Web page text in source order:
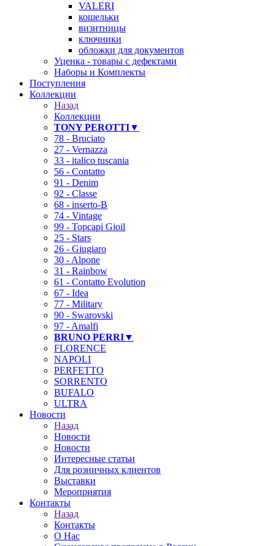
VALERI
кошельки
визитницы
ключники
обложки для документов
Уценка - товары с дефектами
Наборы и Комплекты
Поступления
Коллекции
Назад
Коллекции
TONY PEROTTI▼
78 - Bruciato
27 - Vernazza
33 - italico tuscania
56 - Contatto
91 - Denim
92 - Classe
68 - inserto-B
74 - Vintage
99 - Topcapi Gioil
25 - Stars
26 - Giugiaro
30 - Alpone
31 - Rainbow
61 - Contatto Evolution
67 - Idea
77 - Military
90 - Swarovski
97 - Amalfi
BRUNO PERRI▼
FLORENCE
NAPOLI
PERFETTO
SORRENTO
BUFALO
ULTRA
Новости
Назад
Новости
Новости
Интересные статьи
Для розничных клиентов
Выставки
Мероприятия
Контакты
Назад
Контакты
О Нас